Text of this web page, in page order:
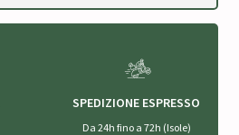
SPEDIZIONE ESPRESSO
Da 24h fino a 72h (Isole)